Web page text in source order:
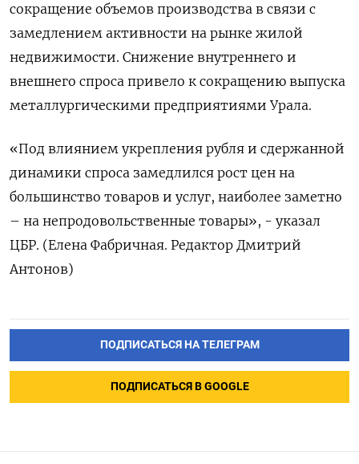
сокращение объемов производства в связи с
замедлением активности на рынке жилой
недвижимости. Снижение внутреннего и
внешнего спроса привело к сокращению выпуска
металлургическими предприятиями Урала.
«Под влиянием укрепления рубля и сдержанной
динамики спроса замедлился рост цен на
большинство товаров и услуг, наиболее заметно
– на непродовольственные товары», - указал
ЦБР. (Елена Фабричная. Редактор Дмитрий
Антонов)
ПОДПИСАТЬСЯ НА ТЕЛЕГРАМ
ПОДПИСАТЬСЯ В GOOGLE